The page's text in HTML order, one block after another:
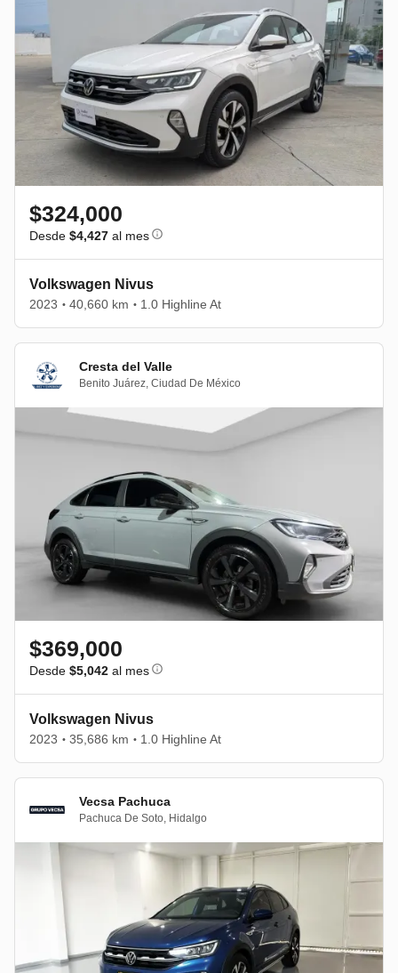
$324,000
Desde $4,427 al mes
Volkswagen Nivus
2023 • 40,660 km • 1.0 Highline At
Cresta del Valle
Benito Juárez, Ciudad De México
$369,000
Desde $5,042 al mes
Volkswagen Nivus
2023 • 35,686 km • 1.0 Highline At
Vecsa Pachuca
Pachuca De Soto, Hidalgo